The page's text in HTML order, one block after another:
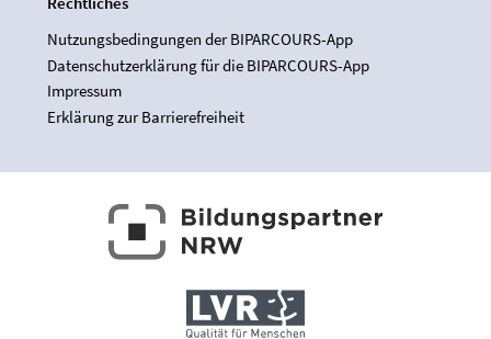
Nutzungsbedingungen der BIPARCOURS-App
Datenschutzerklärung für die BIPARCOURS-App
Impressum
Erklärung zur Barrierefreiheit